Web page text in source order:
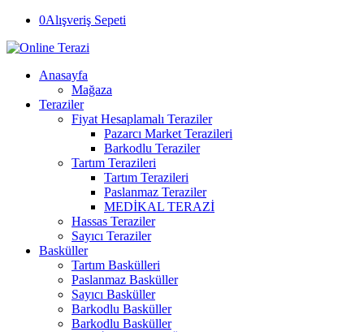
0Alışveriş Sepeti
Anasayfa
Mağaza
Teraziler
Fiyat Hesaplamalı Teraziler
Pazarcı Market Terazileri
Barkodlu Teraziler
Tartım Terazileri
Tartım Terazileri
Paslanmaz Teraziler
MEDİKAL TERAZİ
Hassas Teraziler
Sayıcı Teraziler
Basküller
Tartım Baskülleri
Paslanmaz Basküller
Sayıcı Basküller
Barkodlu Basküller
Barkodlu Basküller